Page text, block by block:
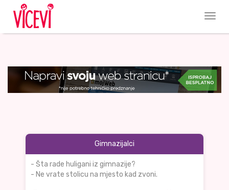
Gimnazijalci
- Šta rade huligani iz gimnazije?
- Ne vrate stolicu na mjesto kad zvoni.